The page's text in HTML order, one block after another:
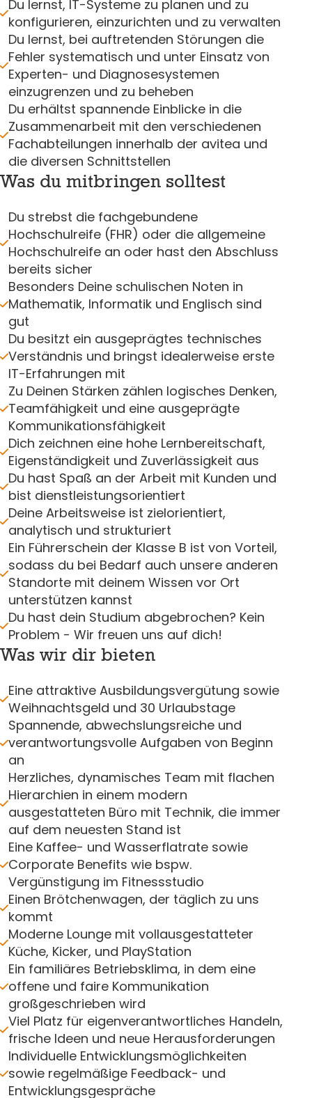
Du lernst, IT-Systeme zu planen und zu
konfigurieren, einzurichten und zu verwalten
Du lernst, bei auftretenden Störungen die
Fehler systematisch und unter Einsatz von
Experten- und Diagnosesystemen
einzugrenzen und zu beheben
Du erhältst spannende Einblicke in die
Zusammenarbeit mit den verschiedenen
Fachabteilungen innerhalb der avitea und
die diversen Schnittstellen
Was du mitbringen solltest
Du strebst die fachgebundene
Hochschulreife (FHR) oder die allgemeine
Hochschulreife an oder hast den Abschluss
bereits sicher
Besonders Deine schulischen Noten in
Mathematik, Informatik und Englisch sind
gut
Du besitzt ein ausgeprägtes technisches
Verständnis und bringst idealerweise erste
IT-Erfahrungen mit
Zu Deinen Stärken zählen logisches Denken,
Teamfähigkeit und eine ausgeprägte
Kommunikationsfähigkeit
Dich zeichnen eine hohe Lernbereitschaft,
Eigenständigkeit und Zuverlässigkeit aus
Du hast Spaß an der Arbeit mit Kunden und
bist dienstleistungsorientiert
Deine Arbeitsweise ist zielorientiert,
analytisch und strukturiert
Ein Führerschein der Klasse B ist von Vorteil,
sodass du bei Bedarf auch unsere anderen
Standorte mit deinem Wissen vor Ort
unterstützen kannst
Du hast dein Studium abgebrochen? Kein
Problem - Wir freuen uns auf dich!
Was wir dir bieten
Eine attraktive Ausbildungsvergütung sowie
Weihnachtsgeld und 30 Urlaubstage
Spannende, abwechslungsreiche und
verantwortungsvolle Aufgaben von Beginn
an
Herzliches, dynamisches Team mit flachen
Hierarchien in einem modern
ausgestatteten Büro mit Technik, die immer
auf dem neuesten Stand ist
Eine Kaffee- und Wasserflatrate sowie
Corporate Benefits wie bspw.
Vergünstigung im Fitnessstudio
Einen Brötchenwagen, der täglich zu uns
kommt
Moderne Lounge mit vollausgestatteter
Küche, Kicker, und PlayStation
Ein familiäres Betriebsklima, in dem eine
offene und faire Kommunikation
großgeschrieben wird
Viel Platz für eigenverantwortliches Handeln,
frische Ideen und neue Herausforderungen
Individuelle Entwicklungsmöglichkeiten
sowie regelmäßige Feedback- und
Entwicklungsgespräche